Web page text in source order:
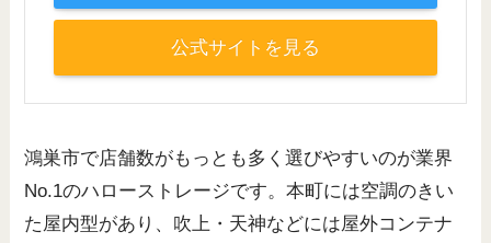
公式サイトを見る
鴻巣市で店舗数がもっとも多く選びやすいのが業界
No.1のハローストレージです。本町には空調のきい
た屋内型があり、吹上・天神などには屋外コンテナ